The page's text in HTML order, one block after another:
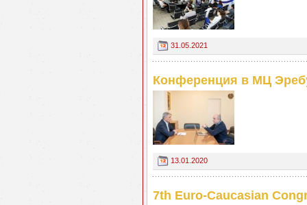
31.05.2021
Конференция в МЦ
13.01.2020
7th Euro-Caucasian